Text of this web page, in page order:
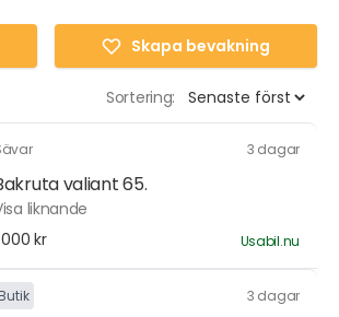
Skapa bevakning
Sortering:
3 dagar
valiant 65.
liknande
000 kr
Usabil.nu
Butik 3 dagar